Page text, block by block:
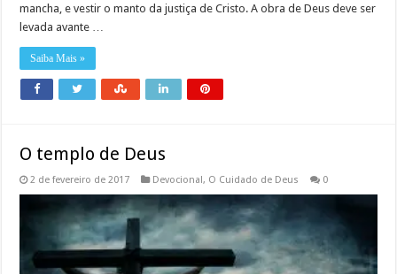
mancha, e vestir o manto da justiça de Cristo. A obra de Deus deve ser
levada avante …
Saiba Mais »
O templo de Deus
2 de fevereiro de 2017 Devocional, O Cuidado de Deus 0